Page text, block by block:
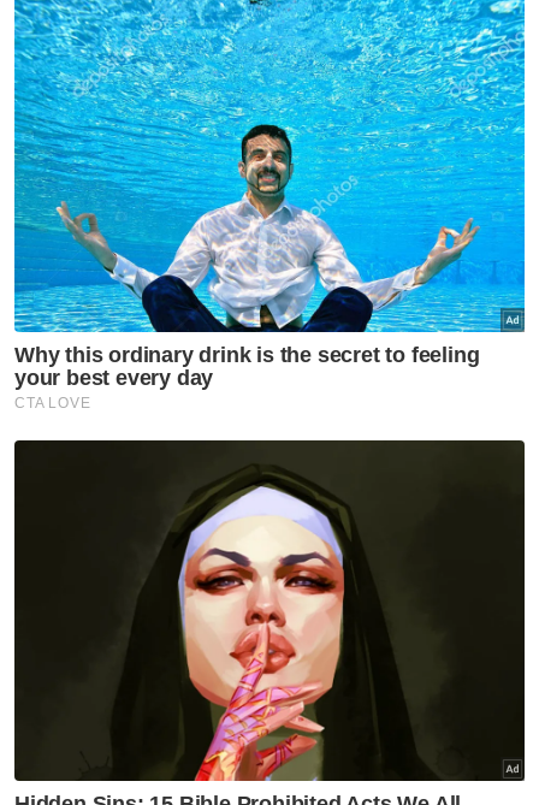
kewangan